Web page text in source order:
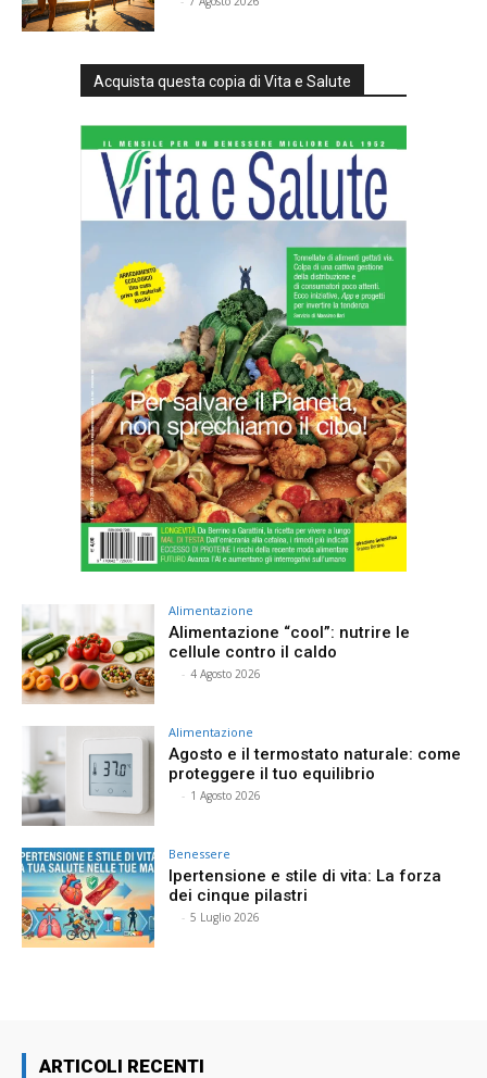
Acquista questa copia di Vita e Salute
Alimentazione
Alimentazione “cool”: nutrire le
cellule contro il caldo
- 4 Agosto 2026
Alimentazione
Agosto e il termostato naturale: come
proteggere il tuo equilibrio
- 1 Agosto 2026
Benessere
Ipertensione e stile di vita: La forza
dei cinque pilastri
- 5 Luglio 2026
ARTICOLI RECENTI